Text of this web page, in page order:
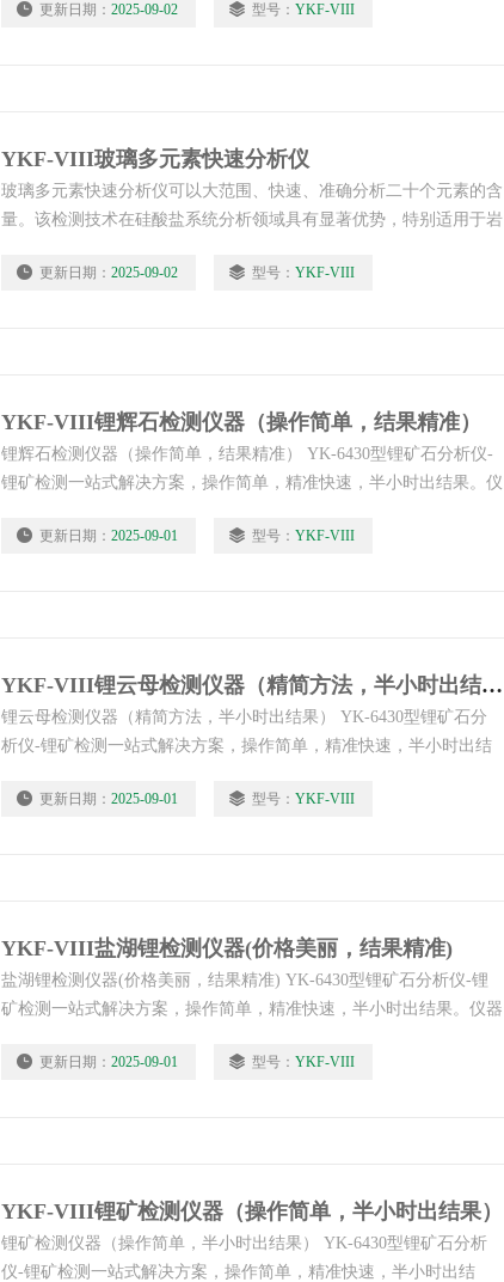
可。 更新日期： 2025-09-02 型号： YKF-VIII
YKF-VIII玻璃多元素快速分析仪
玻璃多元素快速分析仪可以大范围、快速、准确分析二十个元素的含
量。该检测技术在硅酸盐系统分析领域具有显著优势，特别适用于岩
定量分析。
更新日期： 2025-09-02 型号： YKF-VIII
YKF-VIII锂辉石检测仪器（操作简单，结果精准）
锂辉石检测仪器（操作简单，结果精准） YK-6430型锂矿石分析仪-
锂矿检测一站式解决方案，操作简单，精准快速，半小时出结果。仪
及东南亚国家客户群，可远程指导服务，使用无忧，设备轻便，可按
更新日期： 2025-09-01 型号： YKF-VIII
YKF-VIII锂云母检测仪器（精简方法，半小时出结果）
锂云母检测仪器（精简方法，半小时出结果） YK-6430型锂矿石分
析仪-锂矿检测一站式解决方案，操作简单，精准快速，半小时出结
同国家及东南亚国家客户群，可远程指导服务，使用无忧，设备轻
更新日期： 2025-09-01 型号： YKF-VIII
YKF-VIII盐湖锂检测仪器(价格美丽，结果精准)
盐湖锂检测仪器(价格美丽，结果精准) YK-6430型锂矿石分析仪-锂
矿检测一站式解决方案，操作简单，精准快速，半小时出结果。仪器
东南亚国家客户群，可远程指导服务，使用无忧，设备轻便，可按行
更新日期： 2025-09-01 型号： YKF-VIII
YKF-VIII锂矿检测仪器（操作简单，半小时出结果）
锂矿检测仪器（操作简单，半小时出结果） YK-6430型锂矿石分析
仪-锂矿检测一站式解决方案，操作简单，精准快速，半小时出结